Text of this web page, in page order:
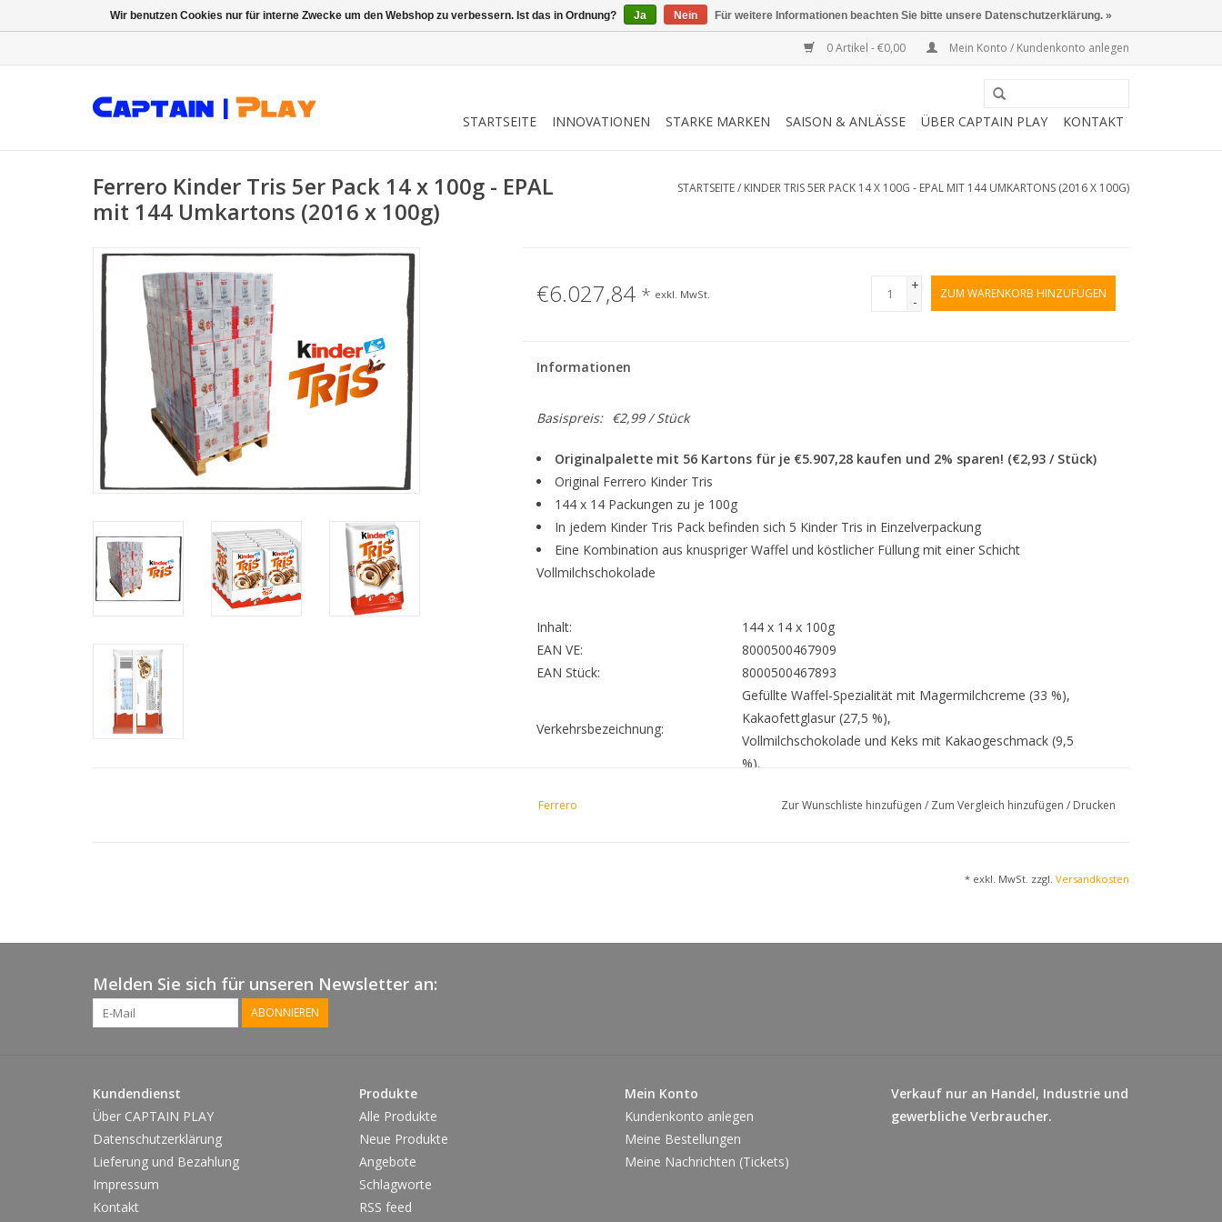
0 Artikel - €0,00 Mein Konto / Kundenkonto anlegen
STARTSEITE INNOVATIONEN STARKE MARKEN SAISON & ANLÄSSE ÜBER CAPTAIN PLAY KONTAKT
Ferrero Kinder Tris 5er Pack 14 x 100g - EPAL
mit 144 Umkartons (2016 x 100g)
STARTSEITE/ KINDER TRIS 5ER PACK 14 X 100G - EPAL MIT 144 UMKARTONS (2016 X 100G)
€6.027,84 * exkl. MwSt.
+
-
ZUM WARENKORB HINZUFÜGEN
Informationen
Basispreis: €2,99 / Stück
Originalpalette mit 56 Kartons für je €5.907,28 kaufen und 2% sparen! (€2,93 / Stück)
Original Ferrero Kinder Tris
144 x 14 Packungen zu je 100g
In jedem Kinder Tris Pack befinden sich 5 Kinder Tris in Einzelverpackung
Eine Kombination aus knuspriger Waffel und köstlicher Füllung mit einer Schicht
Vollmilchschokolade
Inhalt:
144 x 14 x 100g
EAN VE:
8000500467909
EAN Stück:
8000500467893
Verkehrsbezeichnung:
‎Gefüllte Waffel-Spezialität mit Magermilchcreme (33 %),
Kakaofettglasur (27,5 %),
Vollmilchschokolade und Keks mit Kakaogeschmack (9,5
%).
pflanzliche Fette (Palm, Shea), Zucker,
Emulgator Lecithine (SOJA), Glukosesirup,HASELNÜSSE,
Nährwerte pro 100g:
‎541 kcal (2262kj)
davon gesättigte Fettsäuren:
16,3g
Ferrero Zur Wunschliste hinzufügen / Zum Vergleich hinzufügen / Drucken
* exkl. MwSt. zzgl. Versandkosten
Melden Sie sich für unseren Newsletter an:
ABONNIEREN
Kundendienst
Über CAPTAIN PLAY
Datenschutzerklärung
Lieferung und Bezahlung
Impressum
Kontakt
Produkte
Alle Produkte
Neue Produkte
Angebote
Schlagworte
RSS feed
Mein Konto
Kundenkonto anlegen
Meine Bestellungen
Meine Nachrichten (Tickets)
Verkauf nur an Handel, Industrie und
gewerbliche Verbraucher.
Wir benutzen Cookies nur für interne Zwecke um den Webshop zu verbessern. Ist das in Ordnung? Ja Nein Für weitere Informationen beachten Sie bitte unsere Datenschutzerklärung. »